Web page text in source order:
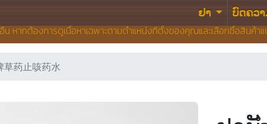
น หากต้องการดูเนื้อหาเฉพาะตามตำแหน่งที่ตั้งของคุณและเลือกซื้อสินค้า
ຢາ ບົດຄວ
药止咳药水